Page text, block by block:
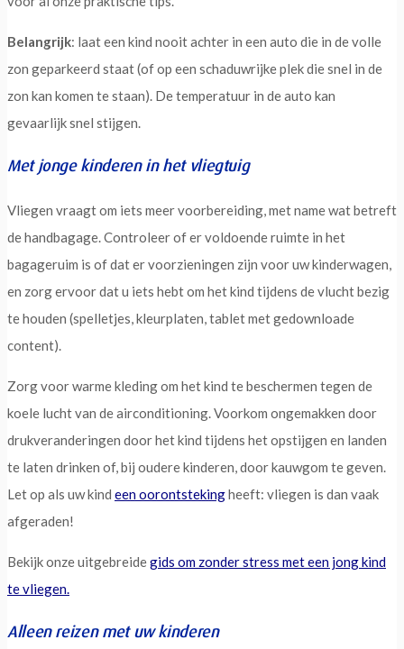
Belangrijk: laat een kind nooit achter in een auto die in de volle
zon geparkeerd staat (of op een schaduwrijke plek die snel in de
zon kan komen te staan). De temperatuur in de auto kan
gevaarlijk snel stijgen.
Met jonge kinderen in het vliegtuig
Vliegen vraagt om iets meer voorbereiding, met name wat betreft
de handbagage. Controleer of er voldoende ruimte in het
bagageruim is of dat er voorzieningen zijn voor uw kinderwagen,
en zorg ervoor dat u iets hebt om het kind tijdens de vlucht bezig
te houden (spelletjes, kleurplaten, tablet met gedownloade
content).
Zorg voor warme kleding om het kind te beschermen tegen de
koele lucht van de airconditioning. Voorkom ongemakken door
drukveranderingen door het kind tijdens het opstijgen en landen
te laten drinken of, bij oudere kinderen, door kauwgom te geven.
Let op als uw kind een oorontstekingheeft: vliegen is dan vaak
afgeraden!
Bekijk onze uitgebreidegids om zonder stress met een jong kind
te vliegen.
Alleen reizen met uw kinderen